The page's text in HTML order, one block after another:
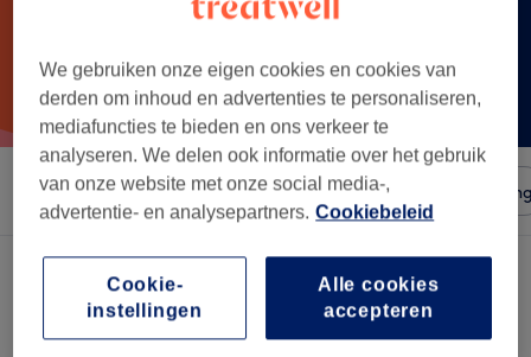
Sorteer op Salons Expresaanbiedingen
Een salon met:wenkbrauwen waxen in Ieper, West-Vlaanderen
We gebruiken onze eigen cookies en cookies van
derden om inhoud en advertenties te personaliseren,
mediafuncties te bieden en ons verkeer te
analyseren. We delen ook informatie over het gebruik
van onze website met onze social media-,
advertentie- en analysepartners. Cookiebeleid
Alle cookies
accepteren
Cookie-
instellingen